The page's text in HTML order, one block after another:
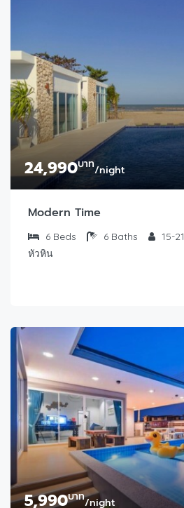
24,990บาท/night
Modern Time
6 Beds 6 Baths 15-21
หัวหิน
5,990บาท/night